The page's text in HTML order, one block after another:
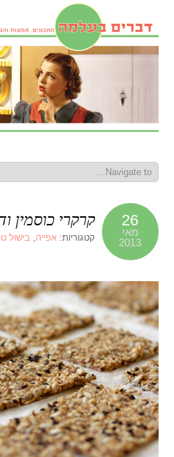
26
מאי
2013
קרקרי כוסמין
קטגוריות:אפייה,בישול